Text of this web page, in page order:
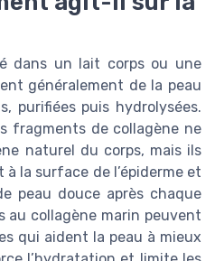
dans un lait corps ou une
généralement de la peau
purifiées puis hydrolysées.
fragments de collagène ne
naturel du corps, mais ils
la surface de l’épiderme et
peau douce après chaque
au collagène marin peuvent
qui aident la peau à mieux